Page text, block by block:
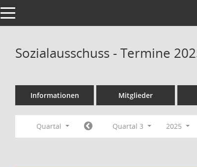
Toggle navigation
Sozialausschuss - Termine
Informationen Mitglieder
Quartal Quartal 3 2025